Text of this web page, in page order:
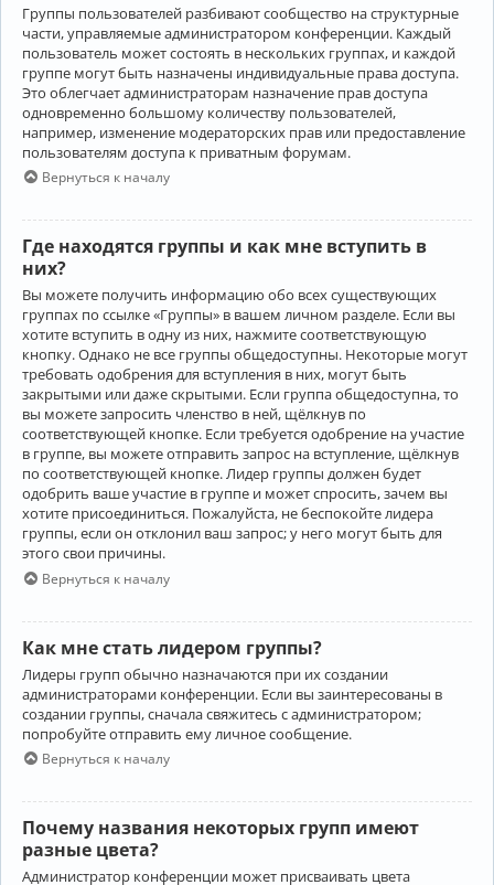
Группы пользователей разбивают сообщество на структурные
части, управляемые администратором конференции. Каждый
пользователь может состоять в нескольких группах, и каждой
группе могут быть назначены индивидуальные права доступа.
Это облегчает администраторам назначение прав доступа
одновременно большому количеству пользователей,
например, изменение модераторских прав или предоставление
пользователям доступа к приватным форумам.
Вернуться к началу
Где находятся группы и как мне вступить в
них?
Вы можете получить информацию обо всех существующих
группах по ссылке «Группы» в вашем личном разделе. Если вы
хотите вступить в одну из них, нажмите соответствующую
кнопку. Однако не все группы общедоступны. Некоторые могут
требовать одобрения для вступления в них, могут быть
закрытыми или даже скрытыми. Если группа общедоступна, то
вы можете запросить членство в ней, щёлкнув по
соответствующей кнопке. Если требуется одобрение на участие
в группе, вы можете отправить запрос на вступление, щёлкнув
по соответствующей кнопке. Лидер группы должен будет
одобрить ваше участие в группе и может спросить, зачем вы
хотите присоединиться. Пожалуйста, не беспокойте лидера
группы, если он отклонил ваш запрос; у него могут быть для
этого свои причины.
Вернуться к началу
Как мне стать лидером группы?
Лидеры групп обычно назначаются при их создании
администраторами конференции. Если вы заинтересованы в
создании группы, сначала свяжитесь с администратором;
попробуйте отправить ему личное сообщение.
Вернуться к началу
Почему названия некоторых групп имеют
разные цвета?
Администратор конференции может присваивать цвета